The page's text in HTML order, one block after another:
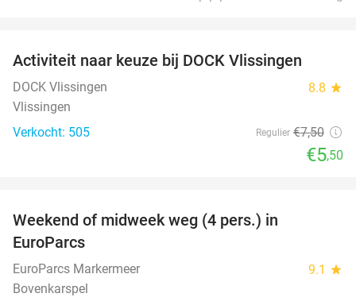
Activiteit naar keuze bij DOCK Vlissingen
DOCK Vlissingen 8.8 star
Vlissingen
Verkocht: 505
Regulier €7,50
€5,50
Weekend of midweek weg (4 pers.) in
EuroParcs
EuroParcs Markermeer 9.1 star
Bovenkarspel